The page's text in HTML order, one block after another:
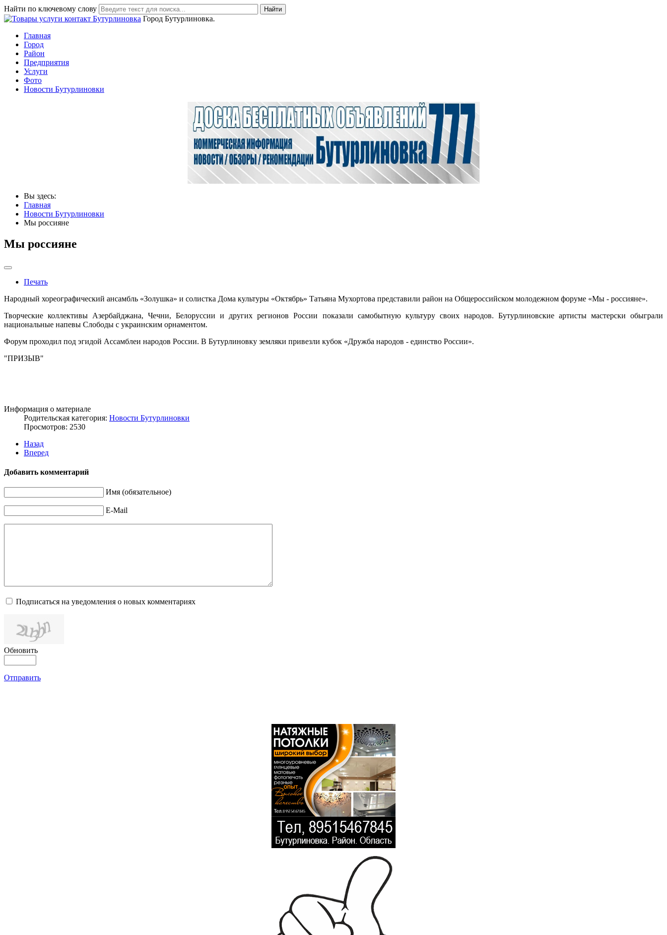
Найти по ключевому слову Найти
Город Бутурлиновка.
Главная
Город
Район
Предприятия
Услуги
Фото
Новости Бутурлиновки
Вы здесь:
Главная
Новости Бутурлиновки
Мы россияне
Мы россияне
Печать
Народный хореографический ансамбль «Золушка» и солистка Дома культуры «Октябрь» Татьяна Мухортова представили район на Общероссийском молодежном форуме «Мы - россияне».
Творческие коллективы Азербайджана, Чечни, Белоруссии и других регионов России показали самобытную культуру своих народов. Бутурлиновские артисты мастерски обыграли
национальные напевы Слободы с украинским орнаментом.
Форум проходил под эгидой Ассамблеи народов России. В Бутурлиновку земляки привезли кубок «Дружба народов - единство России».
"ПРИЗЫВ"
Информация о материале
Родительская категория: Новости Бутурлиновки
Просмотров: 2530
Назад
Вперед
Добавить комментарий
Имя (обязательное)
E-Mail
Подписаться на уведомления о новых комментариях
Обновить
Отправить